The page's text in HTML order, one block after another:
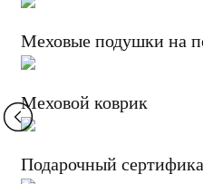
Меховые подушки на
Меховой коврик
Подарочный